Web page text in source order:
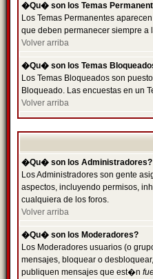
�Qu� son los Temas
Los Temas Permanentes
que deben permanecer siempre a
Volver arriba
�Qu� son los Temas
Los Temas Bloqueados son
Bloqueado. Las encuestas en un
Volver arriba
�Qu� son los Administradores?
Los Administradores son gente
aspectos, incluyendo permisos,
cualquiera de los foros.
Volver arriba
�Qu� son los Moderadores?
Los Moderadores usuarios (o
mensajes, bloquear o
publiquen mensajes que est�n